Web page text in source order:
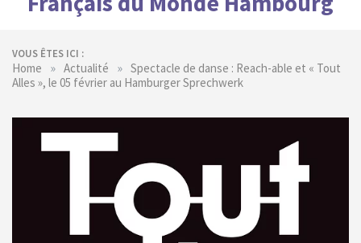
VOUS ÊTES ICI :
Home » Actualité » Spectacle de danse : Reach-able et « Tout
Alles », le 05 février au Hamburger Sprechwerk